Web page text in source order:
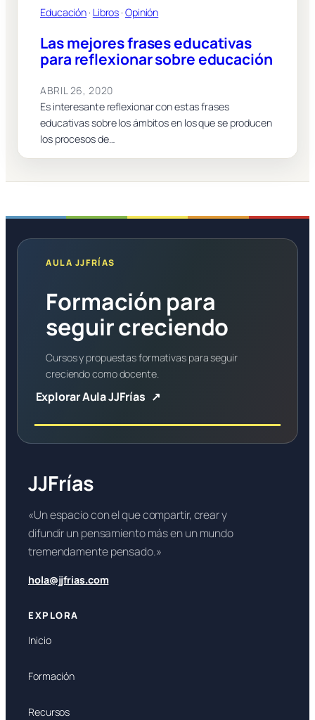
Educación · Libros · Opinión
Las mejores frases educativas
para reflexionar sobre educación
ABRIL 26, 2020
Es interesante reflexionar con estas frases
educativas sobre los ámbitos en los que se producen
los procesos de…
AULA JJFRÍAS
Formación para
seguir creciendo
Cursos y propuestas formativas para seguir
creciendo como docente.
Explorar Aula JJFrías
JJFrías
«Un espacio con el que compartir, crear y
difundir un pensamiento más en un mundo
tremendamente pensado.»
hola@jjfrias.com
EXPLORA
Inicio
Formación
Recursos